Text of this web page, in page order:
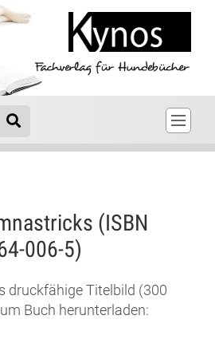
(ISBN
006-5)
druckfähige Titelbild (300
Buch herunterladen: